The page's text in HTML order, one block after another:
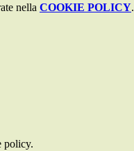
nella COOKIE POLICY.
policy.